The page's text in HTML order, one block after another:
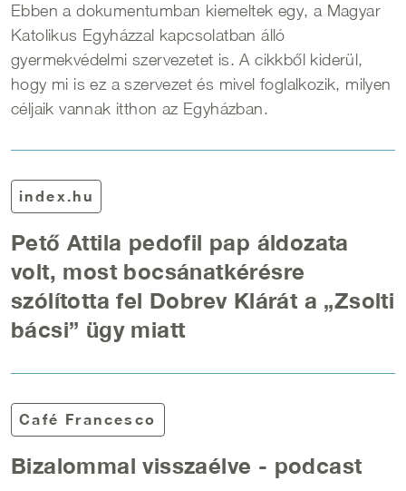
Ebben a dokumentumban kiemeltek egy, a Magyar
Katolikus Egyházzal kapcsolatban álló
gyermekvédelmi szervezetet is. A cikkből kiderül,
hogy mi is ez a szervezet és mivel foglalkozik, milyen
céljaik vannak itthon az Egyházban.
index.hu
Pető Attila pedofil pap áldozata
volt, most bocsánatkérésre
szólította fel Dobrev Klárát a „Zsolti
bácsi” ügy miatt
Café Francesco
Bizalommal visszaélve - podcast